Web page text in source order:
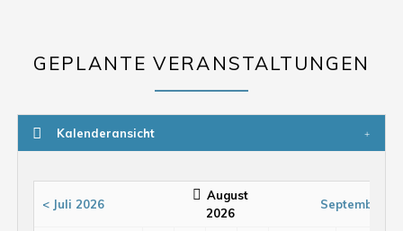
GEPLANTE VERANSTALTUNGEN
Kalenderansicht
< Juli 2026
August
2026
September